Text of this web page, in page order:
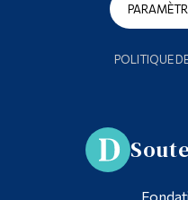
POLITIQUE